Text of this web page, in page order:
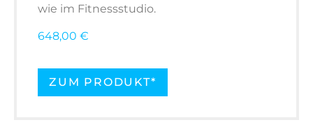
wie im Fitnessstudio.
648,00 €
ZUM PRODUKT*